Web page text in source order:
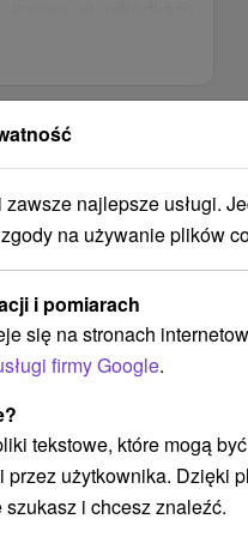
– Tatrzańska
linowe w ośrodkach
skorzystać z
Wysokich Tatrach,
lub Bešeňová
linowych i biletów
członków
pobytu. Jeśli klient
ją okazać podczas
wydaniem karty
w restauracji
hotel oferuje
jest również
leżącom obok, w
osobowy można
na
nie gwarantuje
a ich
najlepsze usługi.
na używanie plików
i pomiarach
się na stronach
firmy Google.
tekstowe, które mogą
przez użytkownika. Dzięki
i chcesz znaleźć.